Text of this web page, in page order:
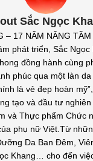
Sắc Ngọc
– 17 NĂM NÂNG
phát triển, Sắc Ngọc
đồng hành cùng
phúc qua một làn
là vẻ đẹp hoàn
tạo và đầu tư
và Thực phẩm Chức
phụ nữ Việt.Từ
Da Ban Đêm,
Khang… cho đến